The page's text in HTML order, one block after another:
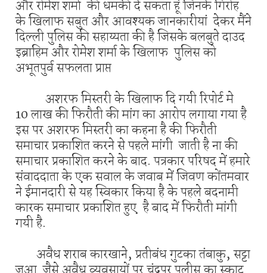
और रोमेश शर्मा की धमकी दे सकता हूं जिनके गिरोह
के खिलाफ सबुत और आवश्यक जानकारीयां देकर मैंने
दिल्ली पुलिस की सहाय्यता की है जिसके बलबुते दाउद
इब्राहिम और रोमेश शर्मा के खिलाफ पुलिस को
अभूतपुर्व सफलता प्राप्त
अशरफ मिस्तरी के खिलाफ दि गयी रिपोर्ट मे
10 लाख की फिरौती की मांग का आरोप लगाया गया है
इस पर अशरफ मिस्तरी का कहना है की फिरौती
समाचार प्रकाशित करने से पहले मांगी जाती है ना की
समाचार प्रकाशित करने के बाद. पत्रकार परिषद में हमारे
संवाददाता के एक सवाल के जवाब में जिवण कोंतमवार
ने ईमानदारी से यह स्विकार किया है के पहले बदनामी
कारक समाचार प्रकाशित हुए है बाद में फिरौती मांगी
गयी है.
अवैध शराब कारखाने, प्रतीबंध गुटका तंबाकु, सट्टा